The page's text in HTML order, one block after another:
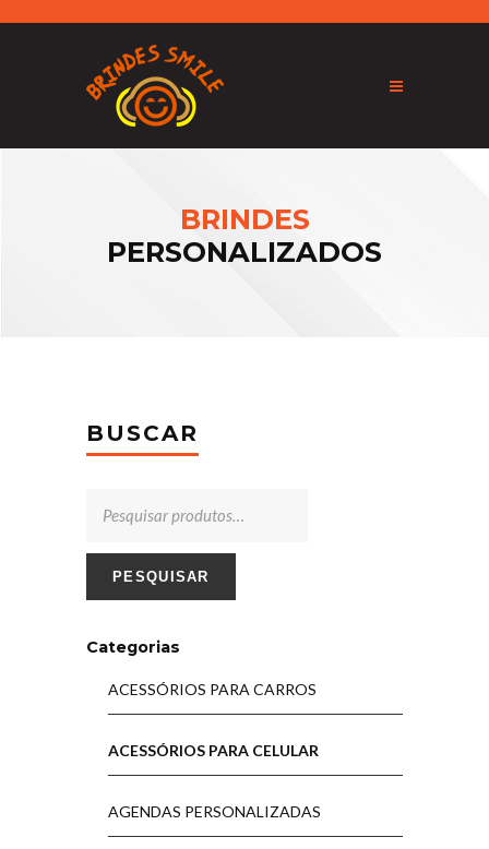
BRINDES
PERSONALIZADOS
BUSCAR
PESQUISAR
Categorias
ACESSÓRIOS PARA CARROS
ACESSÓRIOS PARA CELULAR
AGENDAS PERSONALIZADAS